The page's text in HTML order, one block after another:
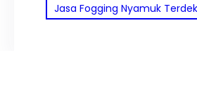
Jasa Fogging Nyamuk